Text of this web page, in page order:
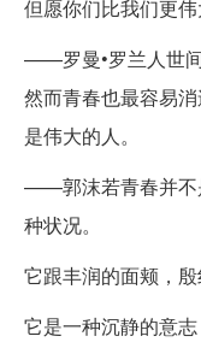
但愿你们比我们更伟
——罗曼•罗兰人世
然而青春也最容易
是伟大的人。
——郭沫若青春并不
种状况。
它跟丰润的面颊，殷
它是一种沉静的意